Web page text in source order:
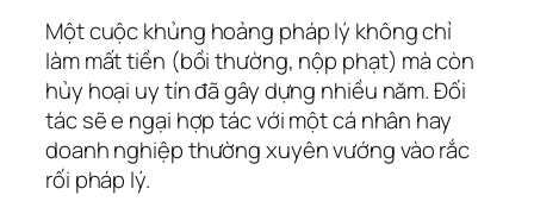
Một cuộc khủng hoảng pháp lý không chỉ
làm mất tiền (bồi thường, nộp phạt) mà còn
hủy hoại uy tín đã gây dựng nhiều năm. Đối
tác sẽ e ngại hợp tác với một cá nhân hay
doanh nghiệp thường xuyên vướng vào rắc
rối pháp lý.